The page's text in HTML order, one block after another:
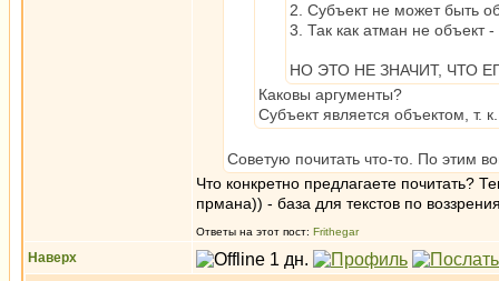
2. Субъект не может быть
3. Так как атман не объект -
НО ЭТО НЕ ЗНАЧИТ, ЧТО
Каковы аргументы?
Субъект является объектом, т.
Советую почитать что-то. По этим
Что конкретно предлагаете почитать?
прмана)) - база для текстов по
Ответы на этот пост: Frithegar
Наверх